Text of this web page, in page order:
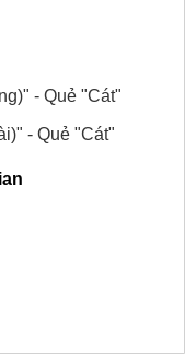
- Quẻ "Cát"
- Quẻ "Cát"